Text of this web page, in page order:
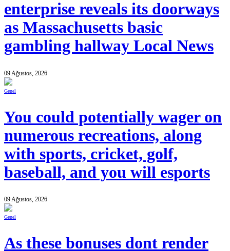
enterprise reveals its doorways
as Massachusetts basic
gambling hallway Local News
09 Ağustos, 2026
Genel
You could potentially wager on
numerous recreations, along
with sports, cricket, golf,
baseball, and you will esports
09 Ağustos, 2026
Genel
As these bonuses dont render